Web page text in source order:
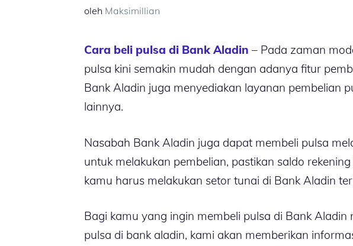
oleh Maksimillian
Cara beli pulsa di Bank Aladin – Pada zaman
pulsa kini semakin mudah dengan adanya fitur
Bank Aladin juga menyediakan layanan pembelian
lainnya.
Nasabah Bank Aladin juga dapat membeli pulsa
untuk melakukan pembelian, pastikan saldo
kamu harus melakukan setor tunai di Bank Aladin
Bagi kamu yang ingin membeli pulsa di Bank
pulsa di bank aladin, kami akan memberikan